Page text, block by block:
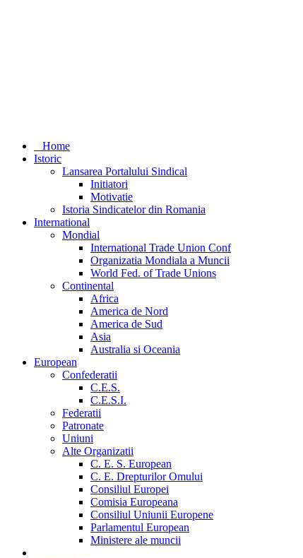
Home
Istoric
Lansarea Portalului Sindical
Initiatori
Motivatie
Istoria Sindicatelor din Romania
International
Mondial
International Trade Union Conf
Organizatia Mondiala a Muncii
World Fed. of Trade Unions
Continental
Africa
America de Nord
America de Sud
Asia
Australia si Oceania
European
Confederatii
C.E.S.
C.E.S.I.
Federatii
Patronate
Uniuni
Alte Organizatii
C. E. S. European
C. E. Drepturilor Omului
Consiliul Europei
Comisia Europeana
Consiliul Uniunii Europene
Parlamentul European
Ministere ale muncii